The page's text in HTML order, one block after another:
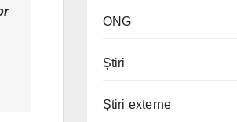
ONG
Știri
Știri externe